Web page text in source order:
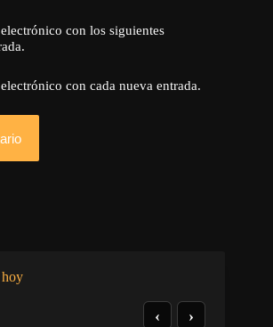
con los siguientes
con cada nueva entrada.
‹ ›